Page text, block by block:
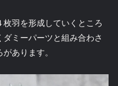
羽を形成していくところ
ミーパーツと組み合わさ
あります。